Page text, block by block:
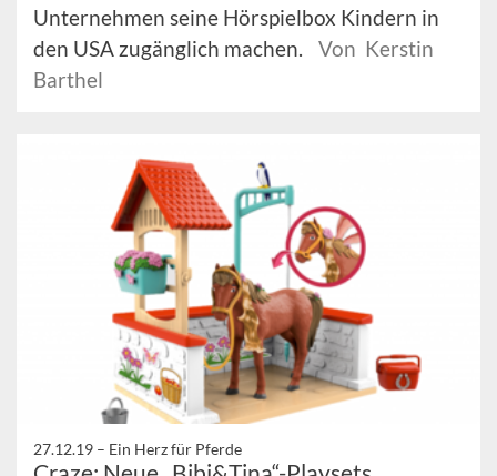
Unternehmen seine Hörspielbox Kindern in
den USA zugänglich machen.
Von Kerstin
Barthel
27.12.19 – Ein Herz für Pferde